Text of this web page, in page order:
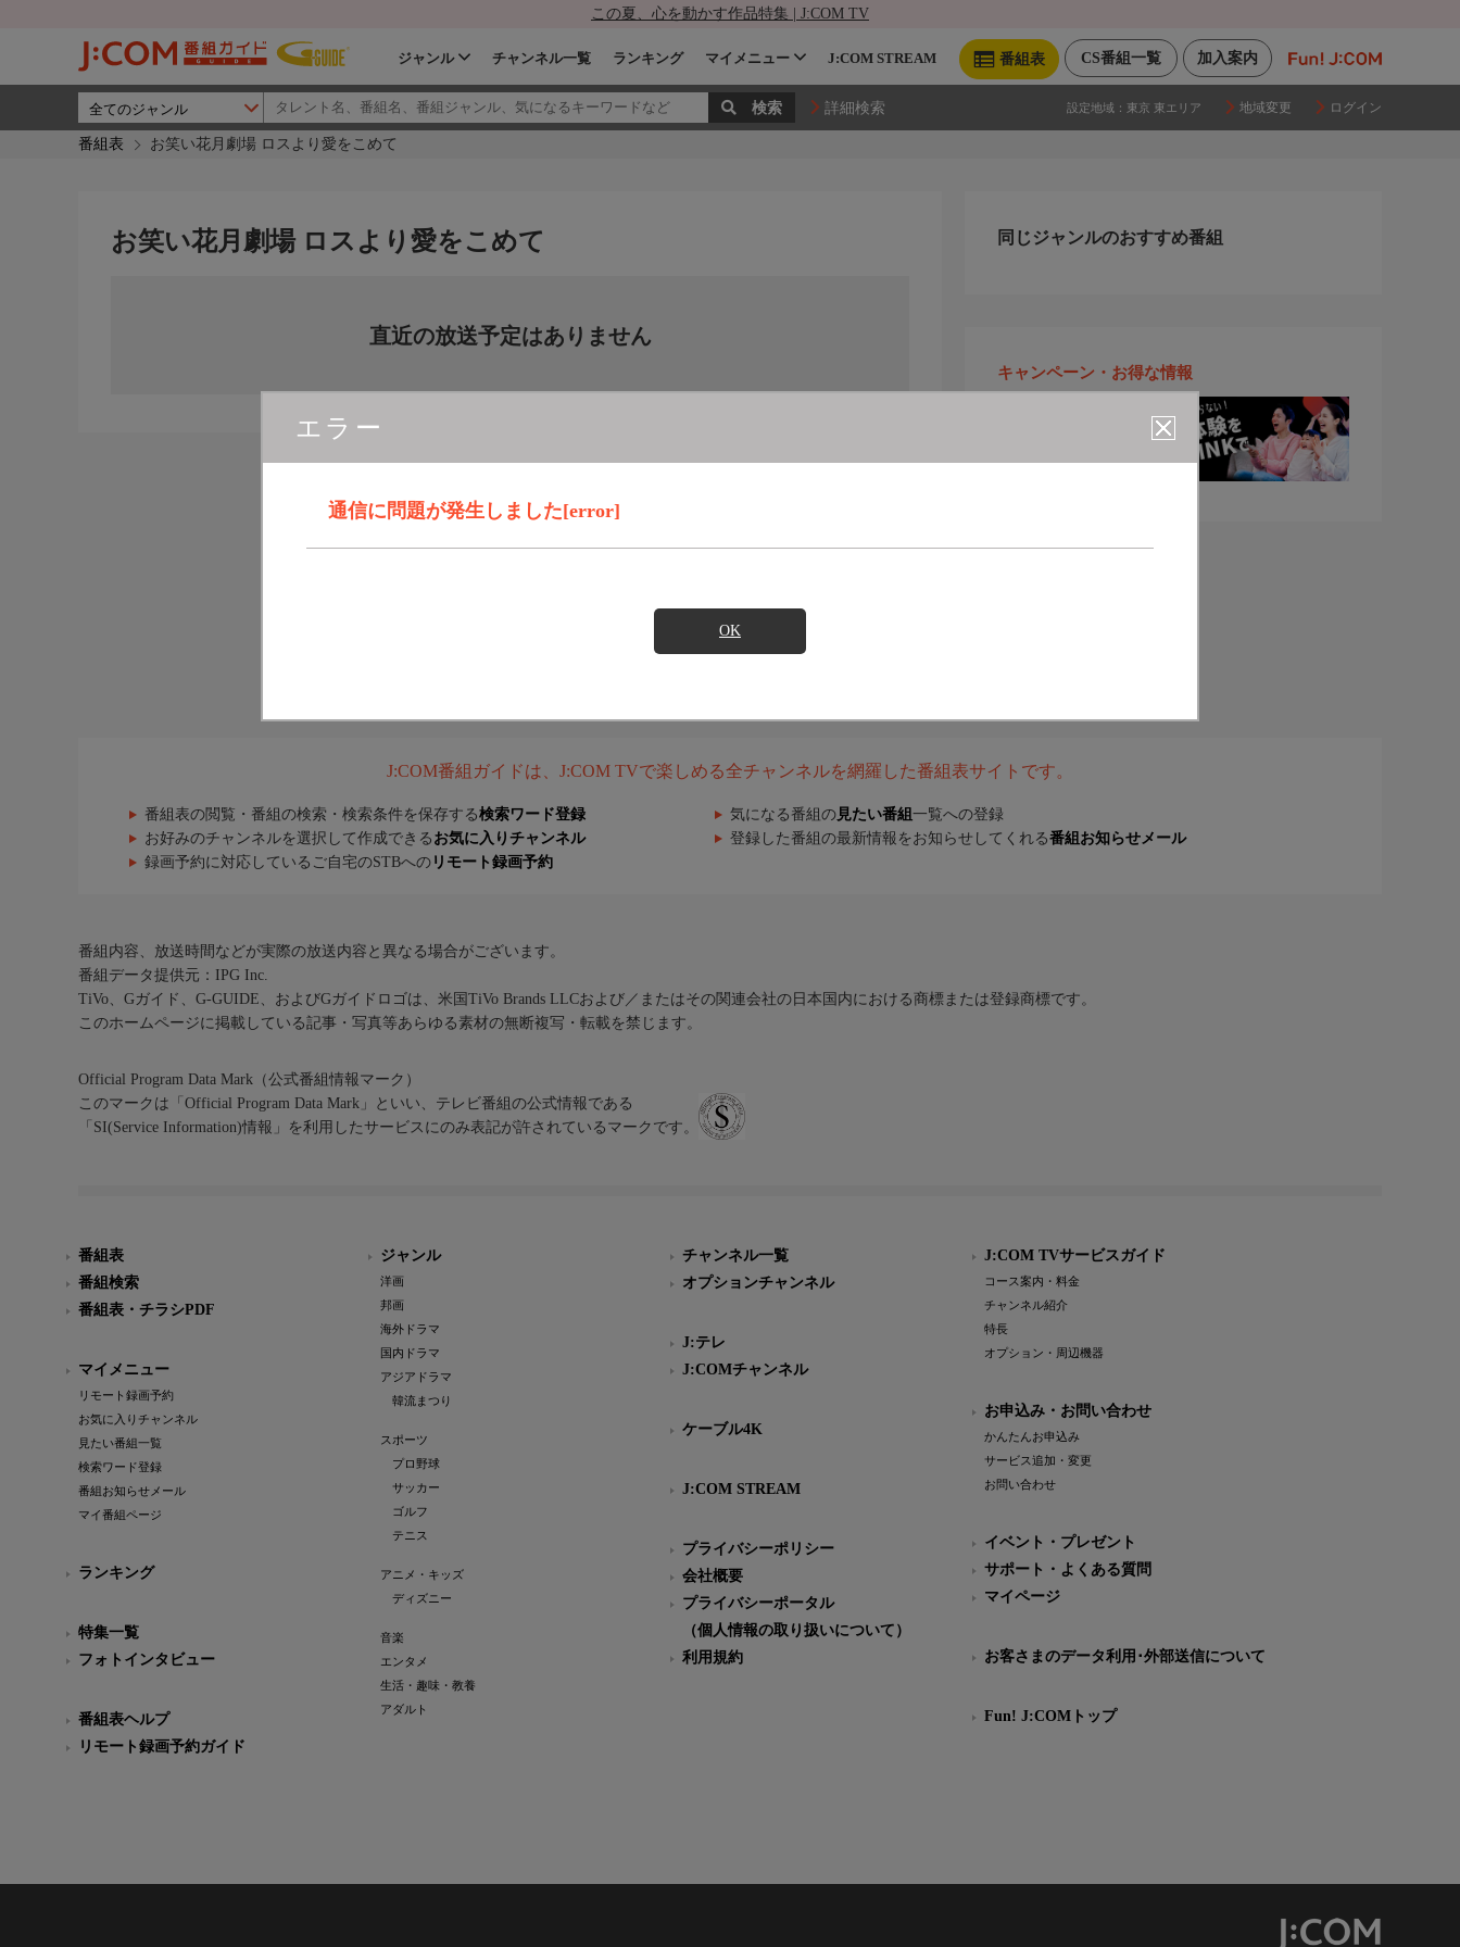
この夏、心を動かす作品特集 | J:COM TV
加入案内
CS番組一覧
番組表
ジャンル チャンネル一覧 ランキング マイメニュー J:COM STREAM
詳細検索 設定地域： 東京 東エリア 地域変更 ログイン
番組表 お笑い花月劇場 ロスより愛をこめて
エラー
通信に問題が発生しました[error]
OK
お笑い花月劇場 ロスより愛をこめて
直近の放送予定はありません
同じジャンルのおすすめ番組
キャンペーン・お得な情報
J:COM番組ガイドは、J:COM TVで楽しめる全チャンネルを網羅した番組表サイトです。
番組表の閲覧・番組の検索・検索条件を保存する検索ワード登録 気になる番組の 見たい番組 一覧への登録
お好みのチャンネルを選択して作成できる お気に入りチャンネル 登録した番組の最新情報をお知らせしてくれる番組お知らせメール
録画予約に対応しているご自宅のSTBへの リモート録画予約
番組内容、放送時間などが実際の放送内容と異なる場合がございます。
番組データ提供元：IPG Inc.
TiVo、Gガイド、G-GUIDE、およびGガイドロゴは、米国TiVo Brands LLCおよび／またはその関連会社の日本国内における商標または登録商標です。
このホームページに掲載している記事・写真等あらゆる素材の無断複写・転載を禁じます。
Official Program Data Mark（公式番組情報マーク）
このマークは「Official Program Data Mark」といい、テレビ番組の公式情報である
「SI(Service Information)情報」を利用したサービスにのみ表記が許されているマークです。
番組表
番組検索
番組表・チラシPDF
マイメニュー
リモート録画予約
お気に入りチャンネル
見たい番組一覧
検索ワード登録
番組お知らせメール
マイ番組ページ
ランキング
特集一覧
フォトインタビュー
番組表ヘルプ
リモート録画予約ガイド
ジャンル
洋画
邦画
海外ドラマ
国内ドラマ
アジアドラマ
韓流まつり
スポーツ
プロ野球
サッカー
ゴルフ
テニス
アニメ・キッズ
ディズニー
音楽
エンタメ
生活・趣味・教養
アダルト
チャンネル一覧
オプションチャンネル
J:テレ
J:COMチャンネル
ケーブル4K
J:COM STREAM
プライバシーポリシー
会社概要
プライバシーポータル
（個人情報の取り扱いについて）
利用規約
J:COM TVサービスガイド
コース案内・料金
チャンネル紹介
特長
オプション・周辺機器
お申込み・お問い合わせ
かんたんお申込み
サービス追加・変更
お問い合わせ
イベント・プレゼント
サポート・よくある質問
マイページ
お客さまのデータ利用･外部送信について
Fun! J:COMトップ